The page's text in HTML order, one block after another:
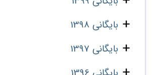
بایگانی 1398
بایگانی 1397